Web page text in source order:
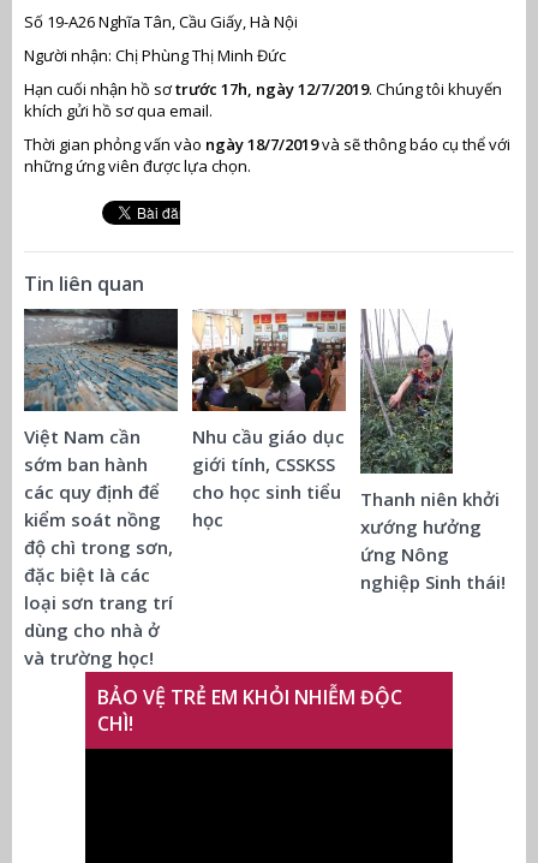
Số 19-A26 Nghĩa Tân, Cầu Giấy, Hà Nội
Người nhận: Chị Phùng Thị Minh Đức
Hạn cuối nhận hồ sơtrước 17h, ngày 12/7/2019. Chúng tôi khuyến
khích gửi hồ sơ qua email.
Thời gian phỏng vấn vào ngày 18/7/2019và sẽ thông báo cụ thể với
những ứng viên được lựa chọn.
Tin liên quan
Việt Nam cần
sớm ban hành
các quy định để
kiểm soát nồng
độ chì trong sơn,
đặc biệt là các
loại sơn trang trí
dùng cho nhà ở
và trường học!
Nhu cầu giáo dục
giới tính, CSSKSS
cho học sinh tiểu
học
Thanh niên khởi
xướng hưởng
ứng Nông
nghiệp Sinh thái!
BẢO VỆ TRẺ EM KHỎI NHIỄM ĐỘC
CHÌ!